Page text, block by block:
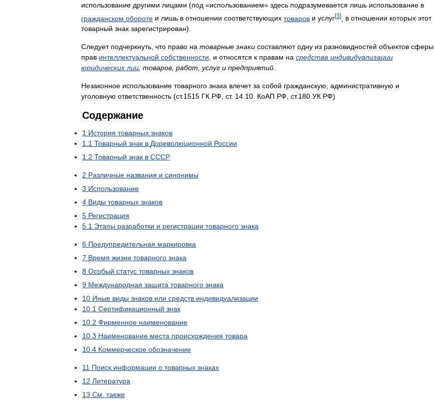
использование другими лицами (под «использованием» здесь подразумевается лишь использование в
гражданском обороте и лишь в отношении соответствующих товаров и услуг[3] в отношении которых этот
товарный знак зарегистрирован).
Следует подчеркнуть, что право на товарные знаки составляют одну из разновидностей объектов сферы
прав интеллектуальной собственности, и относятся к правам на средства индивидуализации
юридических лиц, товаров, работ, услуг и предприятий.
Незаконное использование товарного знака влечет за собой гражданскую, административную и
уголовную ответственность (ст.1515 ГК РФ, ст. 14.10. КоАП РФ, ст.180 УК РФ)
Содержание
1 История товарных знаков
1.1 Товарный знак в Дореволюционной России
1.2 Товарный знак в СССР
2 Различные названия и синонимы
3 Использование
4 Виды товарных знаков
5 Регистрация
5.1 Этапы разработки и регистрации товарного знака
6 Предупредительная маркировка
7 Время жизни товарного знака
8 Особый статус товарных знаков
9 Международная защита товарного знака
10 Иные виды знаков или средств индивидуализации
10.1 Сертификационный знак
10.2 Фирменное наименование
10.3 Наименование места происхождения товара
10.4 Коммерческое обозначение
11 Поиск информации о товарных знаках
12 Литература
13 См. также